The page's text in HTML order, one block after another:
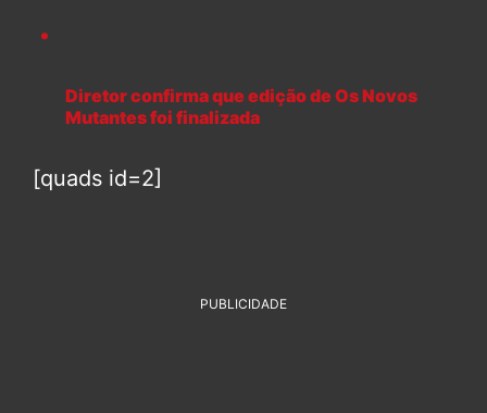
Diretor confirma que edição de Os Novos
Mutantes foi finalizada
[quads id=2]
PUBLICIDADE